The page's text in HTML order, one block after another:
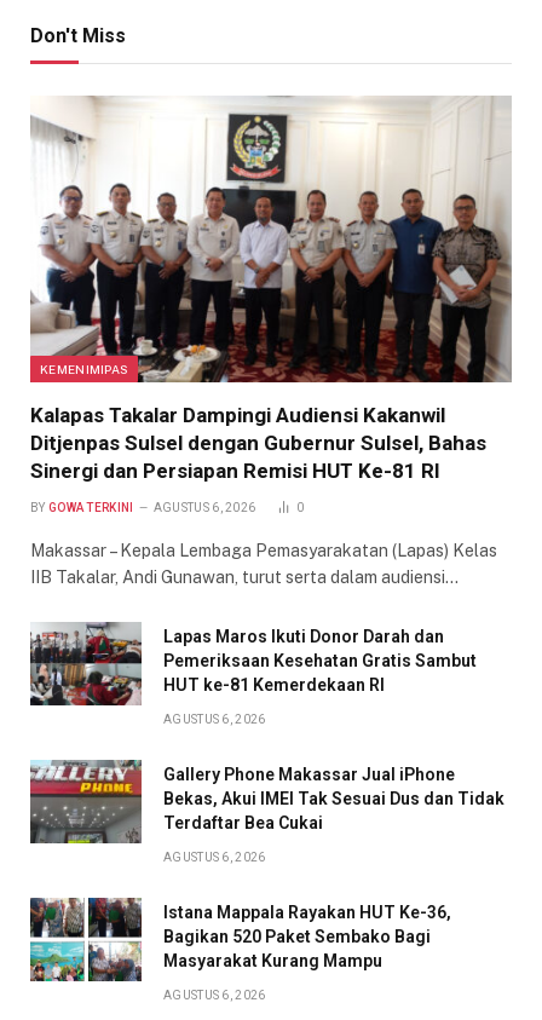
Don't Miss
KEMENIMIPAS
Kalapas Takalar Dampingi Audiensi Kakanwil
Ditjenpas Sulsel dengan Gubernur Sulsel, Bahas
Sinergi dan Persiapan Remisi HUT Ke-81 RI
BY GOWA TERKINI AGUSTUS 6, 2026 0
Makassar – Kepala Lembaga Pemasyarakatan (Lapas) Kelas
IIB Takalar, Andi Gunawan, turut serta dalam audiensi…
Lapas Maros Ikuti Donor Darah dan
Pemeriksaan Kesehatan Gratis Sambut
HUT ke-81 Kemerdekaan RI
AGUSTUS 6, 2026
Gallery Phone Makassar Jual iPhone
Bekas, Akui IMEI Tak Sesuai Dus dan Tidak
Terdaftar Bea Cukai
AGUSTUS 6, 2026
Istana Mappala Rayakan HUT Ke-36,
Bagikan 520 Paket Sembako Bagi
Masyarakat Kurang Mampu
AGUSTUS 6, 2026